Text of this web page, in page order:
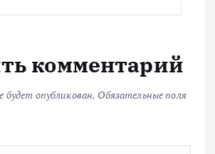
комментарий
будет опубликован. Обязательные поля